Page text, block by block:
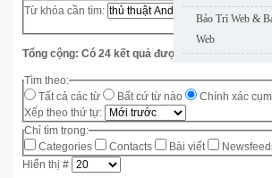
Bảo Trì Web &
Web
Từ khóa cần tìm:
Tổng cộng: Có 24 kết quả được tìm thấy.
Tìm theo:
Tất cả các từ
Bất cứ từ nào
Chính xác
Xếp theo thứ tự:
Chỉ tìm trong:
Categories
Contacts Bài viết
Hiển thị #